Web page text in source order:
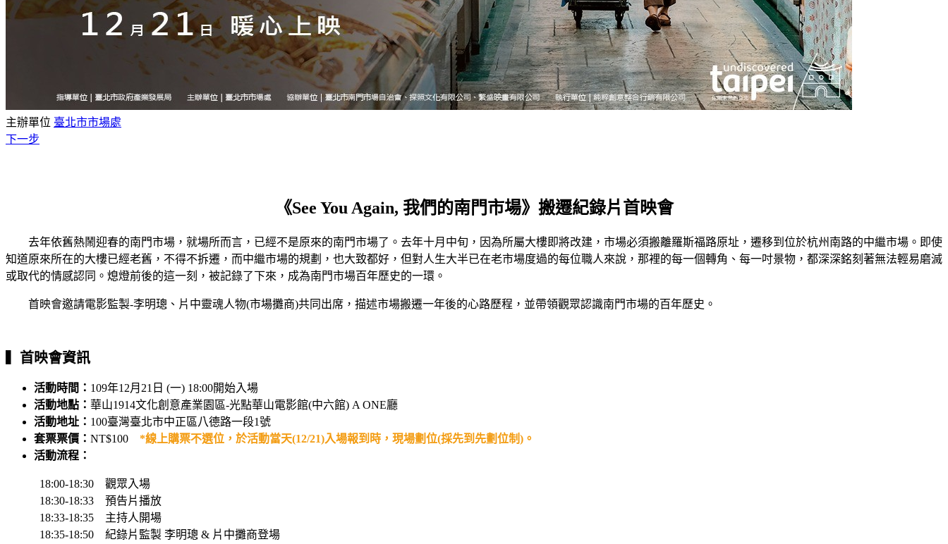
主辦單位 臺北市市場處
下一步
《See You Again, 我們的南門市場》搬遷紀錄片首映會
去年依舊熱鬧迎春的南門市場，就場所而言，已經不是原來的南門市場了。去年十月中旬，因為所屬大樓即將改建，市場必須搬離羅斯福路原址，遷移到位於杭州南路的中繼市場。即使
知道原來所在的大樓已經老舊，不得不拆遷，而中繼市場的規劃，也大致都好，但對人生大半已在老市場度過的每位職人來說，那裡的每一個轉角、每一吋景物，都深深銘刻著無法輕易磨滅
或取代的情感認同。熄燈前後的這一刻，被記錄了下來，成為南門市場百年歷史的一環。
首映會邀請電影監製-李明璁、片中靈魂人物(市場攤商)共同出席，描述市場搬遷一年後的心路歷程，並帶領觀眾認識南門市場的百年歷史。
首映會資訊
活動時間： 109年12月21日 (一) 18:00開始入場
活動地點： 華山1914文化創意產業園區-光點華山電影館(中六館) A ONE廳
活動地址： 100臺灣臺北市中正區八德路一段1號
套票票價： NT$100 *線上購票不選位，於活動當天(12/21)入場報到時，現場劃位(採先到先劃位制)。
活動流程：
18:00-18:30 觀眾入場
18:30-18:33 預告片播放
18:33-18:35 主持人開場
18:35-18:50 紀錄片監製 李明璁 & 片中攤商登場